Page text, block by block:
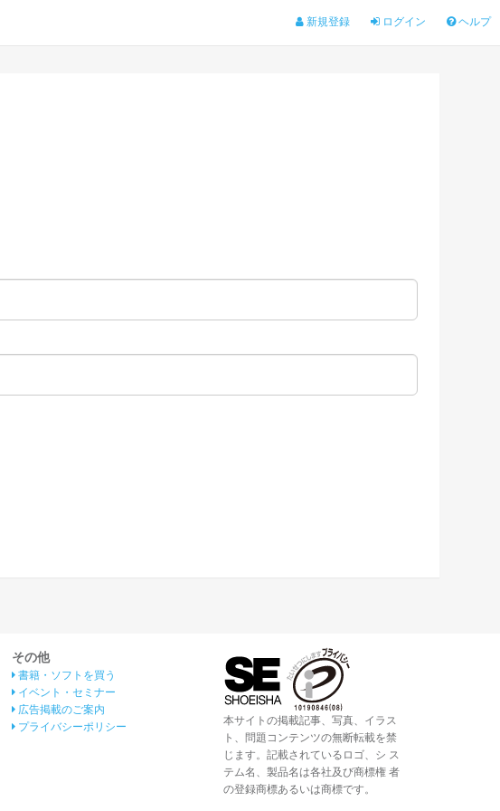
新規登録 ログイン ヘルプ
その他
書籍・ソフトを買う
イベント・セミナー
広告掲載のご案内
プライバシーポリシー
本サイトの掲載記事、写真、イラス
ト、問題コンテンツの無断転載を禁
じます。記載されているロゴ、シ ス
テム名、製品名は各社及び商標権 者
の登録商標あるいは商標です。